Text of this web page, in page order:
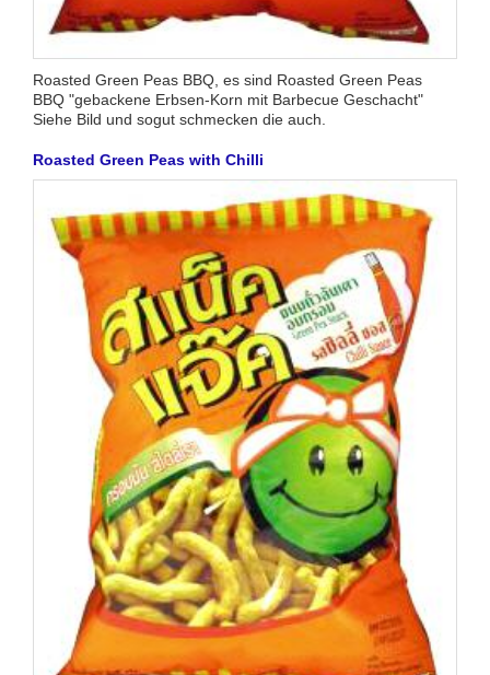
Roasted Green Peas BBQ, es sind Roasted Green Peas
BBQ "gebackene Erbsen-Korn mit Barbecue Geschacht"
Siehe Bild und sogut schmecken die auch.
Roasted Green Peas with Chilli